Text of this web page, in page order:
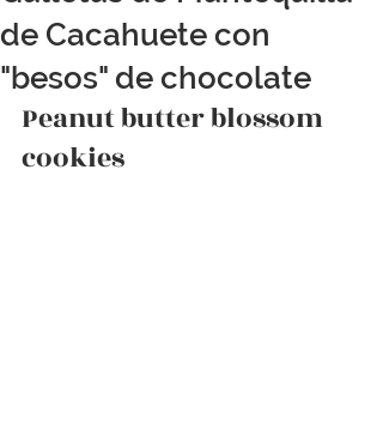
de Cacahuete con
"besos" de chocolate
Peanut butter blossom
cookies